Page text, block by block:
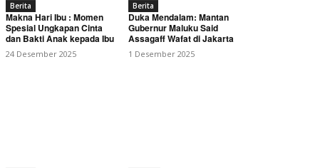
Berita
Makna Hari Ibu : Momen
Spesial Ungkapan Cinta
dan Bakti Anak kepada Ibu
24 Desember 2025
Berita
Duka Mendalam: Mantan
Gubernur Maluku Said
Assagaff Wafat di Jakarta
1 Desember 2025